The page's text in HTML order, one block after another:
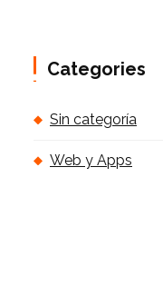
Categories
Sin categoría
Web y Apps